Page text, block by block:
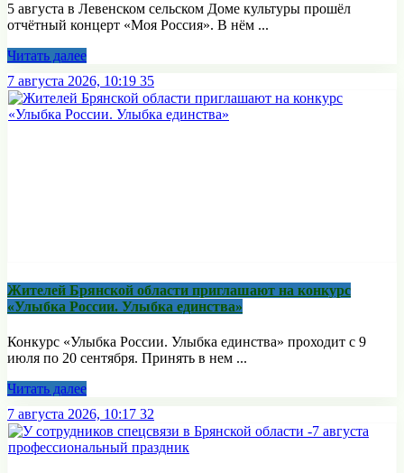
5 августа в Левенском сельском Доме культуры прошёл
отчётный концерт «Моя Россия». В нём ...
Читать далее
7 августа 2026, 10:19 35
Жителей Брянской области приглашают на конкурс
«Улыбка России. Улыбка единства»
Конкурс «Улыбка России. Улыбка единства» проходит с 9
июля по 20 сентября. Принять в нем ...
Читать далее
7 августа 2026, 10:17 32